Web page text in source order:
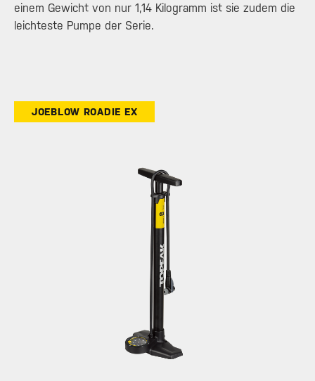
einem Gewicht von nur 1,14 Kilogramm ist sie zudem die
leichteste Pumpe der Serie.
JOEBLOW ROADIE EX